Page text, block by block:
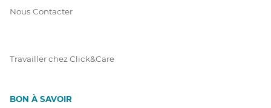
Nous Contacter
Travailler chez Click&Care
BON À SAVOIR